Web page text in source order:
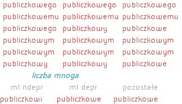
publiczkowego publiczkowego publiczkowego
publiczkowemu publiczkowemu publiczkowemu
publiczkowego publiczkowy publiczkowe
publiczkowym publiczkowym publiczkowym
publiczkowym publiczkowym publiczkowym
publiczkowy publiczkowy publiczkowe
liczba mnoga
m1 ndepr m1 depr
pozostałe
publiczkowi publiczkowe
publiczkowe